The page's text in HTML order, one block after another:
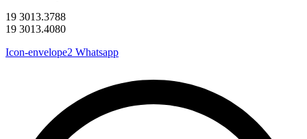
19 3013.3788
19 3013.4080
Icon-envelope2 Whatsapp